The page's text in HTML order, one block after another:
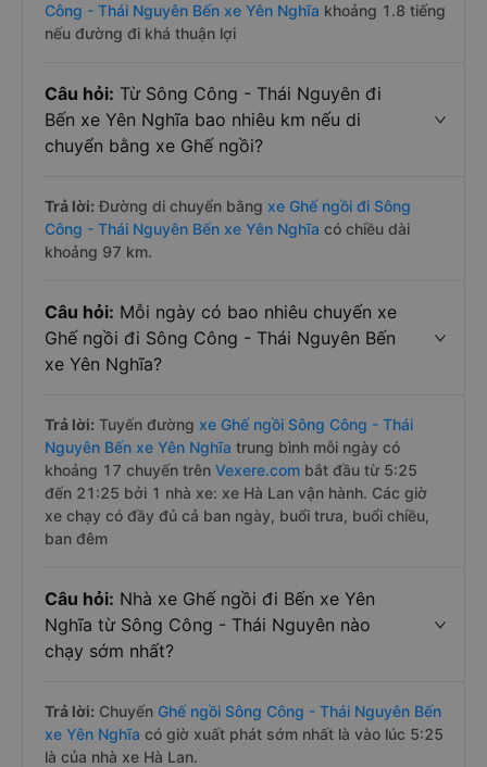
Công - Thái Nguyên Bến xe Yên Nghĩa khoảng 1.8 tiếng
nếu đường đi khá thuận lợi
Câu hỏi: Từ Sông Công - Thái Nguyên đi
Bến xe Yên Nghĩa bao nhiêu km nếu di
chuyển bằng xe Ghế ngồi?
Trả lời: Đường di chuyển bằng xe Ghế ngồi đi Sông
Công - Thái Nguyên Bến xe Yên Nghĩa có chiều dài
khoảng 97 km.
Câu hỏi: Mỗi ngày có bao nhiêu chuyến xe
Ghế ngồi đi Sông Công - Thái Nguyên Bến
xe Yên Nghĩa?
Trả lời: Tuyến đường xe Ghế ngồi Sông Công - Thái
Nguyên Bến xe Yên Nghĩa trung bình mỗi ngày có
khoảng 17 chuyến trên Vexere.com bắt đầu từ 5:25
đến 21:25 bởi 1 nhà xe: xe Hà Lan vận hành. Các giờ
xe chạy có đầy đủ cả ban ngày, buổi trưa, buổi chiều,
ban đêm
Câu hỏi: Nhà xe Ghế ngồi đi Bến xe Yên
Nghĩa từ Sông Công - Thái Nguyên nào
chạy sớm nhất?
Trả lời: Chuyến Ghế ngồi Sông Công - Thái Nguyên Bến
xe Yên Nghĩa có giờ xuất phát sớm nhất là vào lúc 5:25
là của nhà xe Hà Lan.